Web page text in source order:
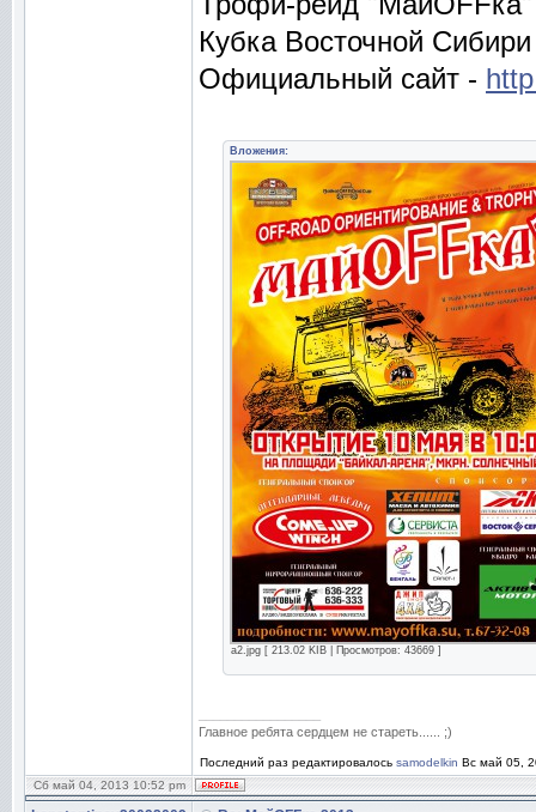
Кубка Восточной
Официальный сайт -
Вложения:
a2.jpg [ 213.02 KIB | Просмотров: 43669 ]
Главное ребята сердцем не стареть...... ;)
Последний раз редактировалось samodelkin Вс май 05,
Сб май 04, 2013 10:52 pm